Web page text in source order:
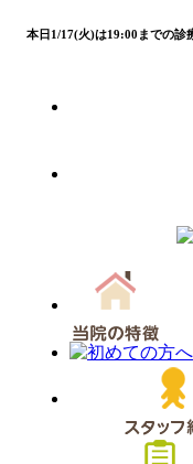
本日1/17(火)は19:00までの診